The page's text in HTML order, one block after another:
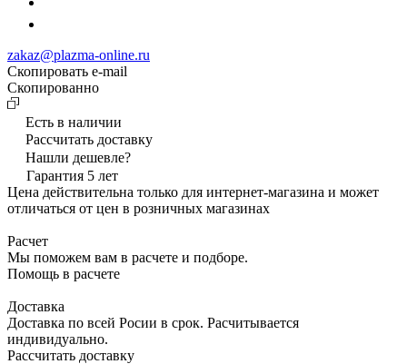
zakaz@plazma-online.ru
Скопировать e-mail
Cкопированно
Есть в наличии
Рассчитать доставку
Нашли дешевле?
Гарантия 5 лет
Цена действительна только для интернет-магазина и может
отличаться от цен в розничных магазинах
Расчет
Мы поможем вам в расчете и подборе.
Помощь в расчете
Доставка
Доставка по всей Росии в срок. Расчитывается
индивидуально.
Рассчитать доставку